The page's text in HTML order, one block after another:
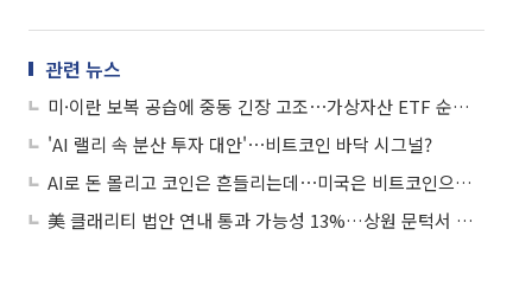
관련 뉴스
미·이란 보복 공습에 중동 긴장 고조⋯가상자산 ETF 순유출 계속
'AI 랠리 속 분산 투자 대안'⋯비트코인 바닥 시그널?
AI로 돈 몰리고 코인은 흔들리는데⋯미국은 비트코인으로 집 산다?
美 클래리티 법안 연내 통과 가능성 13%…상원 문턱서 제동